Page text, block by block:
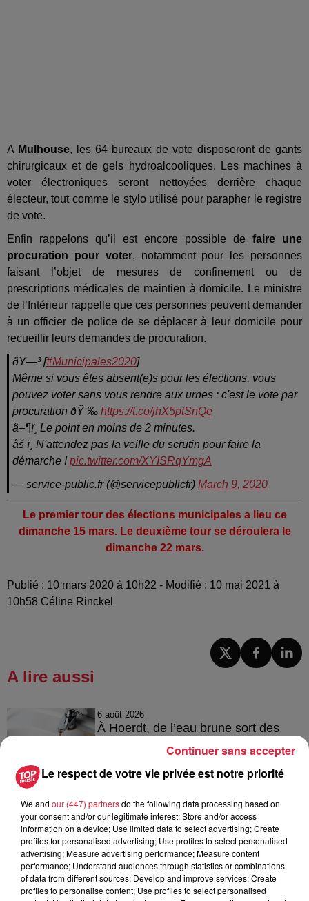
A Mulhouse, les 64 bureaux de vote disposeront de gants
chirurgicaux et de gels hydroalcooliques. Les machines à
voter électroniques seront nettoyées derrière chaque
électeur, tout comme le stylo utilisé pour parapher le registre
de vote.
Enfin rappelons qu’il est encore possible de faire une
procuration pour voter, notamment pour les personnes
faisant l’objet de mesures de confinement ou de
prescriptions médicales de maintien à domicile. Le ministre
de l’Intérieur rappelle que ces personnes peuvent demander
à un officier de police de se déplacer à leur domicile pour
recueillir leurs demandes de procuration.
ðŸ—³ [#Municipales2020]
Même si vous êtes absent(e)s pour les élections, vous
pouvez voter sans vous rendre aux urnes : c'est le vote par
procuration ðŸ‘‰ https://t.co/jhX5ptSnQe
â–¶ï¸ Le point en moins de 2 minutes.
âš ï¸ N'attendez pas la veille du scrutin pour faire la
démarche !pic.twitter.com/XYISRqYmgA
— service-public.fr (@servicepublicfr) March 9, 2020
Le premier tour des élections municipales a lieu ce
dimanche 15 mars. Le deuxième tour se déroulera le
dimanche 22 mars.
Publié : 10 mars 2020 à 10h22 - Modifié : 10 mai 2021 à
10h58 Céline Rinckel
A lire aussi
6 août 2026
À Hoerdt, de l’eau brune sort des
6 août 2026
Tags antisémites à Strasbourg :
Catherine Trautmann réagit
6 août 2026
Le respect de votre vie privée est notre priorité
We and our (447) partnersdo the following data processing based on
your consent and/or our legitimate interest: Store and/or access
information on a device; Use limited data to select advertising; Create
profiles for personalised advertising; Use profiles to select personalised
advertising; Measure advertising performance; Measure content
performance; Understand audiences through statistics or combinations
of data from different sources; Develop and improve services; Create
profiles to personalise content; Use profiles to select personalised
Continuer sans accepter